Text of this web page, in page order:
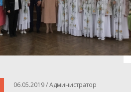
06.05.2019 / Администратор